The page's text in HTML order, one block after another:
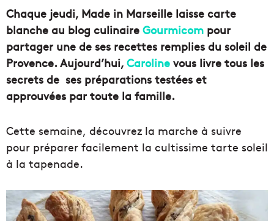
Chaque jeudi, Made in Marseille laisse carte
blanche au blog culinaire Gourmicom pour
partager une de ses recettes remplies du soleil de
Provence. Aujourd’hui, Caroline vous livre tous les
secrets de ses préparations testées et
approuvées par toute la famille.
Cette semaine, découvrez la marche à suivre
pour préparer facilement la cultissime tarte soleil
à la tapenade.